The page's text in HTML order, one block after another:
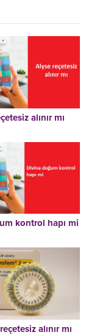
alınır mı
kontrol hapı mi
alınır mı